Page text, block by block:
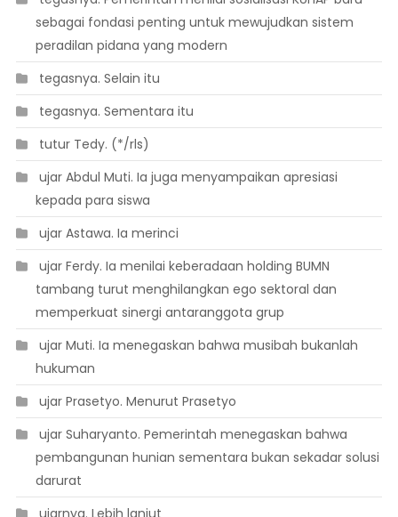
sebagai fondasi penting untuk mewujudkan sistem
peradilan pidana yang modern
 tegasnya. Selain itu
 tegasnya. Sementara itu
 tutur Tedy. (*/rls)
 ujar Abdul Muti. Ia juga menyampaikan apresiasi
kepada para siswa
 ujar Astawa. Ia merinci
 ujar Ferdy. Ia menilai keberadaan holding BUMN
tambang turut menghilangkan ego sektoral dan
memperkuat sinergi antaranggota grup
 ujar Muti. Ia menegaskan bahwa musibah bukanlah
hukuman
 ujar Prasetyo. Menurut Prasetyo
 ujar Suharyanto. Pemerintah menegaskan bahwa
pembangunan hunian sementara bukan sekadar solusi
darurat
 ujarnya. Lebih lanjut